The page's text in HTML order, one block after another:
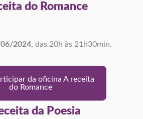
do Romance
2024, das 20h às 21h30min.
da oficina A receita
do Romance
da Poesia